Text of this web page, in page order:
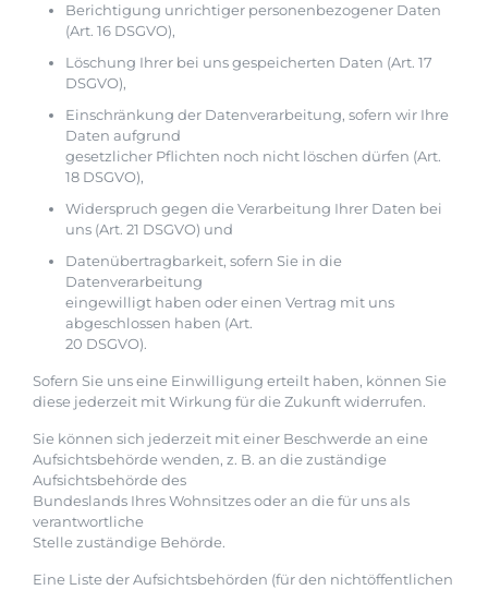
Berichtigung unrichtiger personenbezogener Daten
(Art. 16 DSGVO),
Löschung Ihrer bei uns gespeicherten Daten (Art. 17
DSGVO),
Einschränkung der Datenverarbeitung, sofern wir Ihre
Daten aufgrund
gesetzlicher Pflichten noch nicht löschen dürfen (Art.
18 DSGVO),
Widerspruch gegen die Verarbeitung Ihrer Daten bei
uns (Art. 21 DSGVO) und
Datenübertragbarkeit, sofern Sie in die
Datenverarbeitung
eingewilligt haben oder einen Vertrag mit uns
abgeschlossen haben (Art.
20 DSGVO).
Sofern Sie uns eine Einwilligung erteilt haben, können Sie
diese jederzeit mit Wirkung für die Zukunft widerrufen.
Sie können sich jederzeit mit einer Beschwerde an eine
Aufsichtsbehörde wenden, z. B. an die zuständige
Aufsichtsbehörde des
Bundeslands Ihres Wohnsitzes oder an die für uns als
verantwortliche
Stelle zuständige Behörde.
Eine Liste der Aufsichtsbehörden (für den nichtöffentlichen